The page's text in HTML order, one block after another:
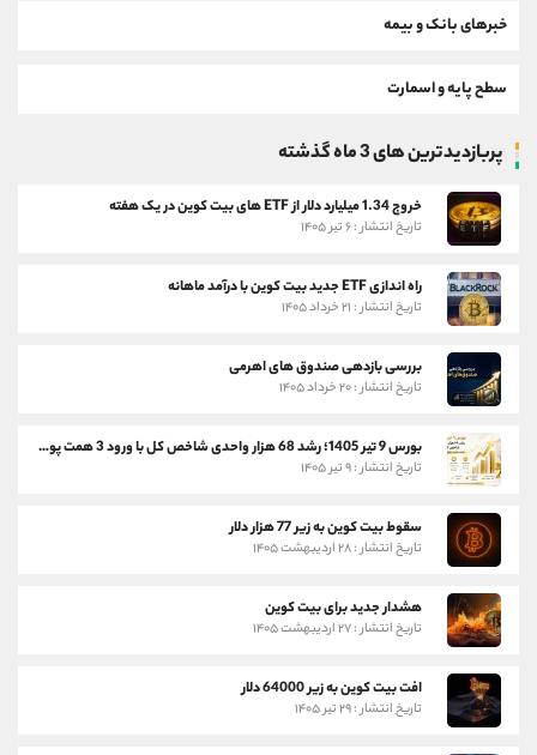
خبرهای بانک و بیمه
سطح پایه و اسمارت
پربازدیدترین های 3 ماه گذشته
خروج 1.34 میلیارد دلار از ETF های بیت کوین در یک هفته
تاریخ انتشار : ۶ تیر ۱۴۰۵
راه اندازی ETF جدید بیت کوین با درآمد ماهانه
تاریخ انتشار : ۲۱ خرداد ۱۴۰۵
بررسی بازدهی صندوق های اهرمی
تاریخ انتشار : ۲۰ خرداد ۱۴۰۵
بورس 9 تیر 1405؛ رشد 68 هزار واحدی شاخص کل با ورود 3 همت پول حقیقی
تاریخ انتشار : ۹ تیر ۱۴۰۵
سقوط بیت کوین به زیر 77 هزار دلار
تاریخ انتشار : ۲۸ اردیبهشت ۱۴۰۵
هشدار جدید برای بیت کوین
تاریخ انتشار : ۲۷ اردیبهشت ۱۴۰۵
افت بیت کوین به زیر 64000 دلار
تاریخ انتشار : ۲۹ تیر ۱۴۰۵